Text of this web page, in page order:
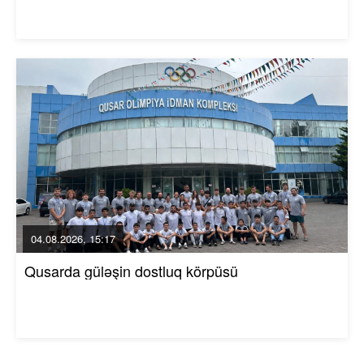
04.08.2026, 15:17
Qusarda güləşin dostluq körpüsü